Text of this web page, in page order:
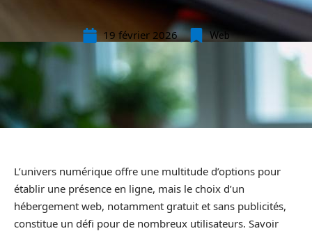
19 février 2026 Web
L’univers numérique offre une multitude d’options pour
établir une présence en ligne, mais le choix d’un
hébergement web, notamment gratuit et sans publicités,
constitue un défi pour de nombreux utilisateurs. Savoir